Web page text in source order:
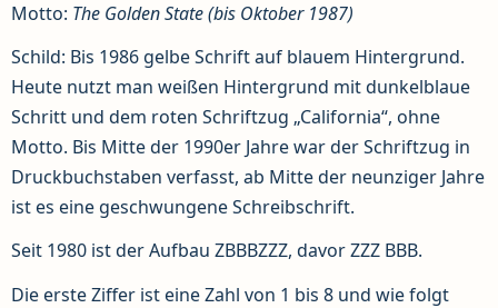
Motto: The Golden State (bis Oktober 1987)
Schild: Bis 1986 gelbe Schrift auf blauem Hintergrund.
Heute nutzt man weißen Hintergrund mit dunkelblaue
Schritt und dem roten Schriftzug „California“, ohne
Motto. Bis Mitte der 1990er Jahre war der Schriftzug in
Druckbuchstaben verfasst, ab Mitte der neunziger Jahre
ist es eine geschwungene Schreibschrift.
Seit 1980 ist der Aufbau ZBBBZZZ, davor ZZZ BBB.
Die erste Ziffer ist eine Zahl von 1 bis 8 und wie folgt